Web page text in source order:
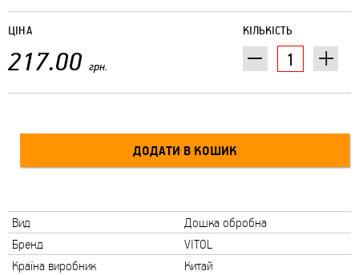
КІЛЬКІСТЬ
ЦІНА
217.00 грн.
Вид
Дошка обробна
Бренд
VITOL
Країна виробник
Китай